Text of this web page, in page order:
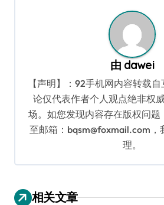
由 dawei
【声明】：92手机网内容转载
论仅代表作者个人观点绝非权
场。如您发现内容存在版权问
至邮箱：bqsm@foxmail.com，
理。
相关文章